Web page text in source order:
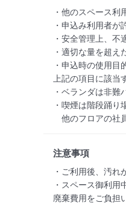
・他のスペース利
・申込み利用者が
・安全管理上、不
・適切な量を超え
・申込時の使用目
上記の項目に該
・ベランダは非難
・喫煙は階段踊り
他のフロアの社
注意事項
・ご利用後、汚れ
・スペース御利
廃棄費用をご負担